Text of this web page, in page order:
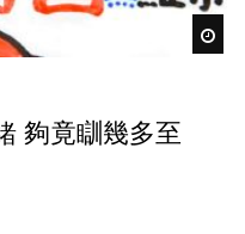
夠竟瞓幾多至